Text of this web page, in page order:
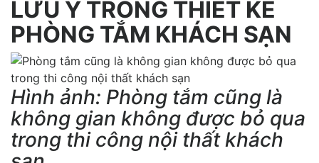
LƯU Ý TRONG THIẾT KẾ
PHÒNG TẮM KHÁCH SẠN
Hình ảnh: Phòng tắm cũng là
không gian không được bỏ qua
trong thi công nội thất khách